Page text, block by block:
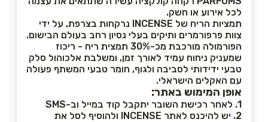
לכל אירוע או חשק.
תמציות הריח של INCENSE נרקחות בצרפת, על ידי
צוות פרפורמרים ותיקים בעלי נסיון רחב בעולם הבישום.
הפורמולה מורכבת מכ-30% תמצית ריח - ריכוז
שמעניק ניחוח עמיד לאורך זמן, ומשלבת אלכוהול סלק
טבעי ידידותי לסביבה ולגוף, חומר טבעי המשתף פעולה
עם האקלים הישראלי.
אופן המימוש באתר:
1. לאחר רכישת השובר יתקבל קוד במייל וב-SMS
2. יש להיכנס לאתר INCENSE ולהוסיף לסל את